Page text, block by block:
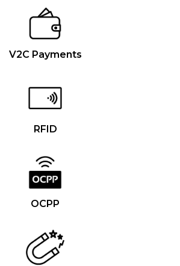
V2C Payments
RFID
OCPP